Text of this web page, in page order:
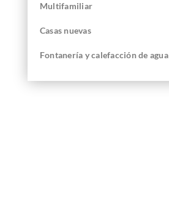
Multifamiliar
Casas nuevas
Fontanería y calefacción de agua